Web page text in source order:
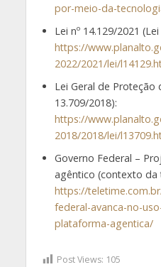
por-meio-da-
Lei nº 14.129/2021
https://
2022/2021/lei/
Lei Geral de Proteção
13.709/2018):
https://
2018/2018/lei/
Governo Federal –
agêntico (contexto
https://
federal-avanca-no-
plataforma-agentica/
Post Views: 105